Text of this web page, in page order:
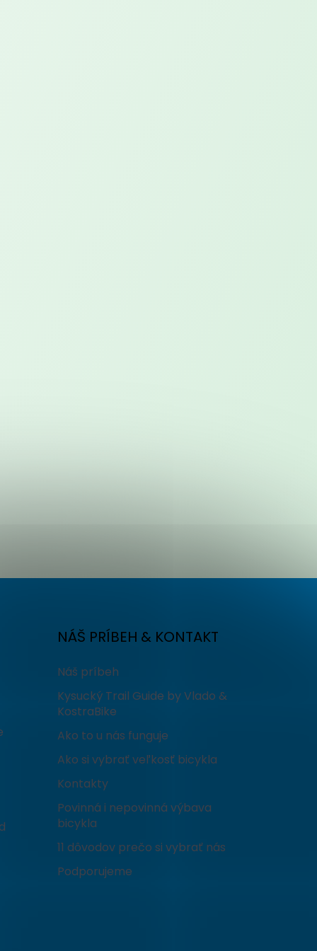
NÁŠ PRÍBEH & KONTAKT
Náš príbeh
Kysucký Trail Guide by Vlado &
KostraBike
Ako to u nás funguje
Ako si vybrať veľkosť bicykla
Kontakty
Povinná i nepovinná výbava
bicykla
11 dôvodov prečo si vybrať nás
Podporujeme